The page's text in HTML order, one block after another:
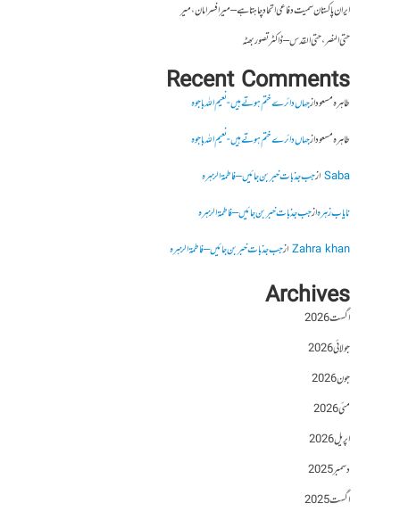
ایران پاکستان سمیت دفاعی اتحاد چاہتا ہے – میر افسر امان،میر
حتی النصر ، حتی القدس – ڈاکٹر تصور بھٹہ
Recent Comments
طاہرہ مسعودازجہاں دائرے ختم ہوتے ہیں- نعیم اللہ باجوہ
طاہرہ مسعودازجہاں دائرے ختم ہوتے ہیں- نعیم اللہ باجوہ
Sabaازجب جذبات خبر بن جائیں – فاطمۃالزہرہ
نایاب زہرہازجب جذبات خبر بن جائیں – فاطمۃالزہرہ
Zahra khanازجب جذبات خبر بن جائیں – فاطمۃالزہرہ
Archives
اگست 2026
جولائی 2026
جون 2026
مئی 2026
اپریل 2026
دسمبر 2025
اگست 2025